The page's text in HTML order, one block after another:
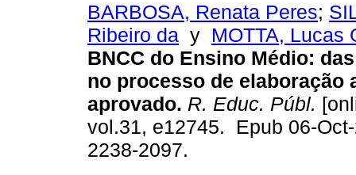
BARBOSA, Renata Peres;
Ribeiro da y MOTTA, Lucas
BNCC do Ensino Médio:
no processo de elaboração
aprovado. R. Educ. Públ.
vol.31, e12745. Epub 06-
2238-2097.